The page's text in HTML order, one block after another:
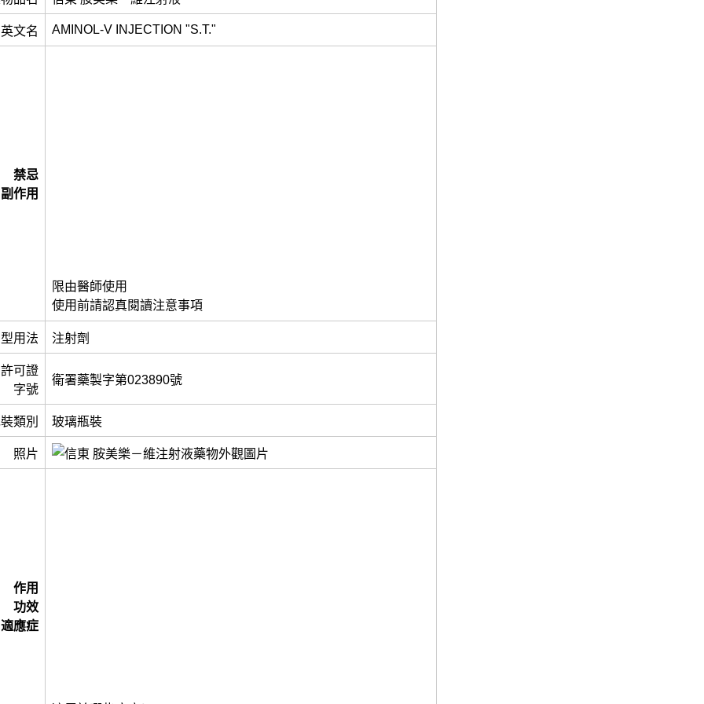
英文名 AMINOL-V INJECTION "S.T."
禁忌
副作用
限由醫師使用
使用前請認真閱讀注意事項
用法 注射劑
許可證
字號
衛署藥製字第023890號
類別 玻璃瓶裝
照片
作用
功效
適應症